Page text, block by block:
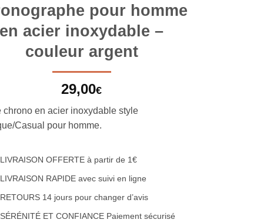
pour homme
en acier inoxydable –
couleur argent
29,00€
chrono en acier inoxydable style
Casual pour homme.
LIVRAISON OFFERTE à partir de 1€
LIVRAISON RAPIDE avec suivi en ligne
RETOURS 14 jours pour changer d’avis
SÉRÉNITÉ ET CONFIANCE Paiement sécurisé